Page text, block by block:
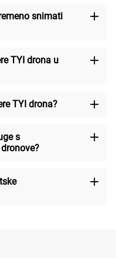
snimati
TYI drona u
TYI drona?
s